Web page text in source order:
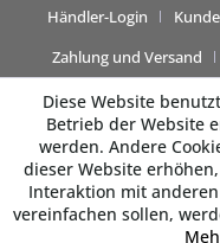
Händler-Login
Zahlung und Versand
Diese Website
Betrieb der Website
werden. Andere
dieser Website
Interaktion mit
vereinfachen sollen,